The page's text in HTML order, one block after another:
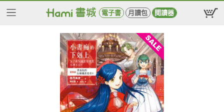
電子書 月讀包 閱讀器